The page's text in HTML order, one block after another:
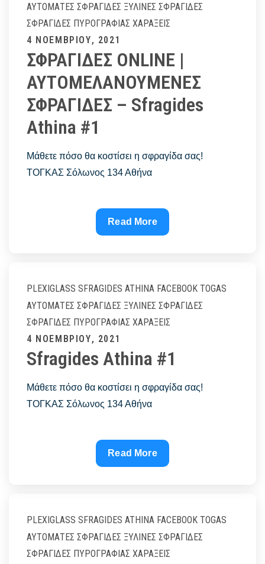
Sfragides
Athina
#1
ΑΥΤΌΜΑΤΕΣ ΣΦΡΑΓΊΔΕΣ ΞΎΛΙΝΕΣ ΣΦΡΑΓΊΔΕΣ
ΣΦΡΑΓΊΔΕΣ ΠΥΡΟΓΡΑΦΊΑΣ ΧΑΡΆΞΕΙΣ
Posted
on
4 ΝΟΕΜΒΡΊΟΥ, 2021
ΣΦΡΑΓΙΔΕΣ ONLINE |
ΑΥΤΟΜΕΛΑΝΟΥΜΕΝΕΣ
ΣΦΡΑΓΙΔΕΣ – Sfragides
Athina #1
Μάθετε πόσο θα κοστίσει η σφραγίδα σας!
ΤΟΓΚΑΣ Σόλωνος 134 Αθήνα
ΣΦΡΑΓΙΔΕΣ
ONLINE
ΣΦΡΑΓΙΔΕΣ
Athina
#1
Read More
PLEXIGLASS SFRAGIDES ATHINA FACEBOOK TOGAS
ΑΥΤΌΜΑΤΕΣ ΣΦΡΑΓΊΔΕΣ ΞΎΛΙΝΕΣ ΣΦΡΑΓΊΔΕΣ
ΣΦΡΑΓΊΔΕΣ ΠΥΡΟΓΡΑΦΊΑΣ ΧΑΡΆΞΕΙΣ
Posted
on
4 ΝΟΕΜΒΡΊΟΥ, 2021
Sfragides Athina #1
Μάθετε πόσο θα κοστίσει η σφραγίδα σας!
ΤΟΓΚΑΣ Σόλωνος 134 Αθήνα
Sfragides
Athina
Read More
PLEXIGLASS SFRAGIDES ATHINA FACEBOOK TOGAS
ΑΥΤΌΜΑΤΕΣ ΣΦΡΑΓΊΔΕΣ ΞΎΛΙΝΕΣ ΣΦΡΑΓΊΔΕΣ
ΣΦΡΑΓΊΔΕΣ ΠΥΡΟΓΡΑΦΊΑΣ ΧΑΡΆΞΕΙΣ